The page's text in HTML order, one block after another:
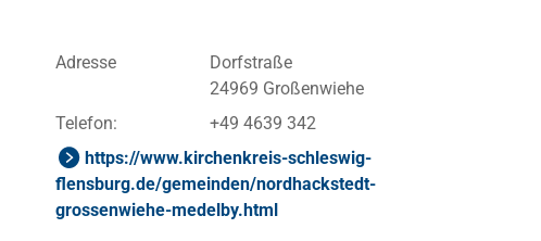
Adresse
Dorfstraße
24969 Großenwiehe
Telefon:
+49 4639 342
https://www.kirchenkreis-schleswig-
flensburg.de/gemeinden/nordhackstedt-
grossenwiehe-medelby.html